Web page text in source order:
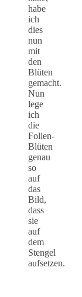
habe
ich
dies
nun
mit
den
Blüten
gemacht.
Nun
lege
ich
die
Folien-
Blüten
genau
so
auf
das
Bild,
dass
sie
auf
dem
Stengel
aufsetzen.